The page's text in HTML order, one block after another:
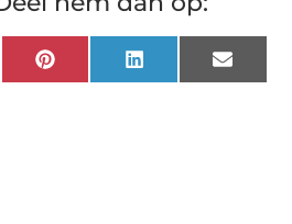
PinterestLinkedInEmail